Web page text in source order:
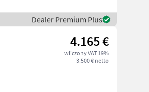
Dealer Premium Plus
4.165 €
wliczony VAT 19%
3.500 € netto